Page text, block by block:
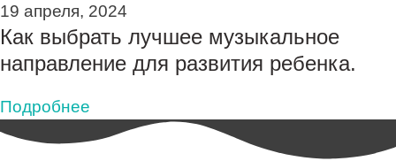
19 апреля, 2024
Как выбрать лучшее музыкальное
направление для развития ребенка.
Подробнее